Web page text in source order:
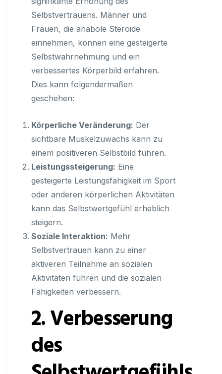
Selbstvertrauens. Männer und
Frauen, die anabole Steroide
einnehmen, können eine gesteigerte
Selbstwahrnehmung und ein
verbessertes Körperbild erfahren.
Dies kann folgendermaßen
geschehen:
Körperliche Veränderung: Der
sichtbare Muskelzuwachs kann zu
einem positiveren Selbstbild führen.
Leistungssteigerung: Eine
gesteigerte Leistungsfähigkeit im Sport
oder anderen körperlichen Aktivitäten
kann das Selbstwertgefühl erheblich
steigern.
Soziale Interaktion: Mehr
Selbstvertrauen kann zu einer
aktiveren Teilnahme an sozialen
Aktivitäten führen und die sozialen
Fähigkeiten verbessern.
2. Verbesserung
des